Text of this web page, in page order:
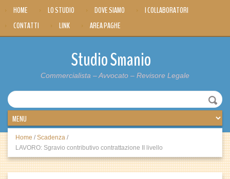
HOME LO STUDIO DOVE SIAMO
I COLLABORATORI
CONTATTI
LINK AREA PAGHE
Studio Smanio
Commercialista – Avvocato – Revisore Legale
Home / Scadenza /
LAVORO: Sgravio contributivo contrattazione II livello